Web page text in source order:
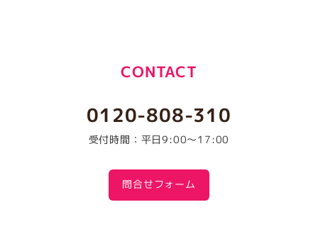
CONTACT
0120-808-310
受付時間：平日9:00～17:00
問合せフォーム